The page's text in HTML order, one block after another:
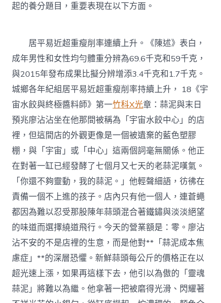
起的養分題目，重要表現在以下方面。
居平易近超重瘦削率連續上升。《陳述》表白，
成年男性和女性均勻體重分辨為69.6千克和59千克，
與2015年發布成果比擬分辨增添3.4千克和1.7千克。
城鄉各年紀組居平易近超重瘦削率持續上升， 18《宇
宙水餃與終極醬料師》第一竹科X光章：蒜泥與末日
預兆廖沾沾坐在他那間被稱為「宇宙水餃中心」的店
裡，但這間店的外觀更像是一個被遺棄的藍色塑膠
棚，與「宇宙」或「中心」這兩個詞毫無關係。他正
在對著一缸已經發酵了七個月又七天的老蒜泥嘆氣。
「你還不夠靈動，我的蒜泥。」他輕聲細語，彷彿在
責備一個不上進的孩子。店內只有他一個人，連蒼蠅
都因為難以忍受那股陳年蒜頭混合著鐵鏽與淡淡絕望
的味道而選擇繞道飛行。今天的營業額是：零。廖沾
沾不安的不是店裡的生意，而是他對**「蒜泥成本焦
慮症」**的深層恐懼。新鮮蒜頭每公斤的價格正在以
超光速上漲，如果再這樣下去，他引以為傲的「靈魂
蒜泥」將難以為繼。他拿著一把被磨得光滑、閃耀著